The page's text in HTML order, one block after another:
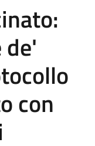
de'
con